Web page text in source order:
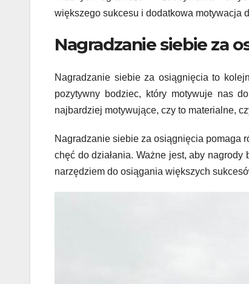
większego sukcesu i dodatkowa motywacja
Nagradzanie siebie za
Nagradzanie siebie za osiągnięcia to
pozytywny bodziec, który motywuje nas
najbardziej motywujące, czy to materialne,
Nagradzanie siebie za osiągnięcia pomaga
chęć do działania. Ważne jest, aby
narzędziem do osiągania większych